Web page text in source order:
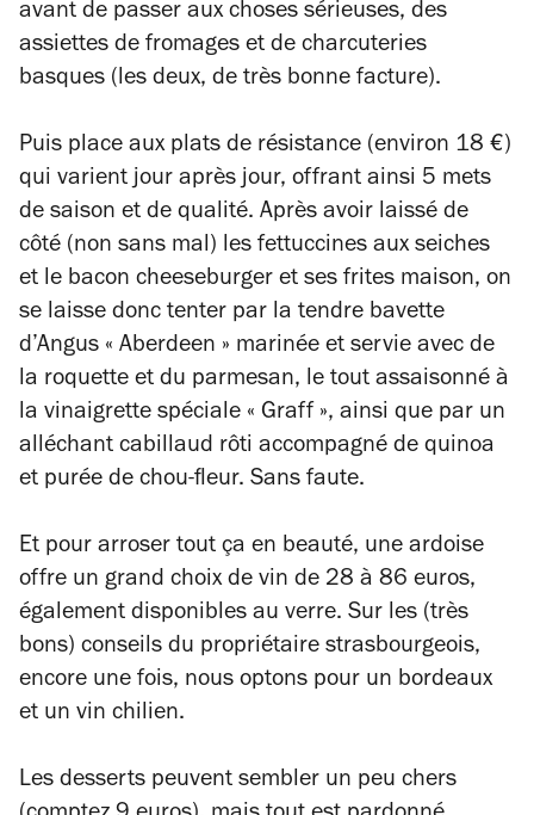
avant de passer aux choses sérieuses, des
assiettes de fromages et de charcuteries
basques (les deux, de très bonne facture).
Puis place aux plats de résistance (environ 18 €)
qui varient jour après jour, offrant ainsi 5 mets
de saison et de qualité. Après avoir laissé de
côté (non sans mal) les fettuccines aux seiches
et le bacon cheeseburger et ses frites maison, on
se laisse donc tenter par la tendre bavette
d’Angus « Aberdeen » marinée et servie avec de
la roquette et du parmesan, le tout assaisonné à
la vinaigrette spéciale « Graff », ainsi que par un
alléchant cabillaud rôti accompagné de quinoa
et purée de chou-fleur. Sans faute.
Et pour arroser tout ça en beauté, une ardoise
offre un grand choix de vin de 28 à 86 euros,
également disponibles au verre. Sur les (très
bons) conseils du propriétaire strasbourgeois,
encore une fois, nous optons pour un bordeaux
et un vin chilien.
Les desserts peuvent sembler un peu chers